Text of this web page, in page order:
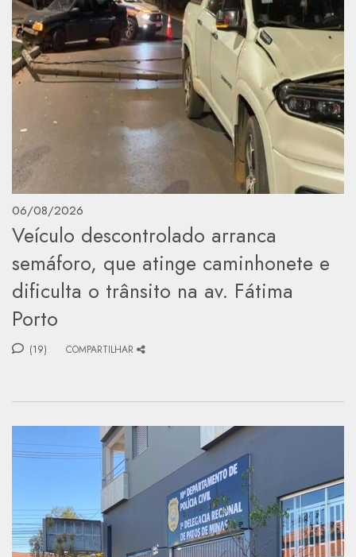
06/08/2026
Veículo descontrolado arranca
semáforo, que atinge caminhonete e
dificulta o trânsito na av. Fátima
Porto
(19) COMPARTILHAR